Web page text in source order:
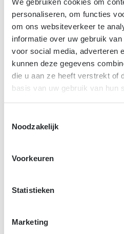
personaliseren, om functies
om ons websiteverkeer te
informatie over uw gebruik
voor social media, adverteren
kunnen deze gegevens
die u aan ze heeft verstrekt of
basis van uw gebruik van hun
Noodzakelijk
Voorkeuren
Statistieken
Marketing
Voor deze realisatie werd